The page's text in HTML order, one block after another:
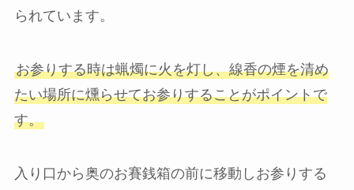
られています。
お参りする時は蝋燭に火を灯し、線香の煙を清め
たい場所に燻らせてお参りすることがポイントで
す。
入り口から奥のお賽銭箱の前に移動しお参りする